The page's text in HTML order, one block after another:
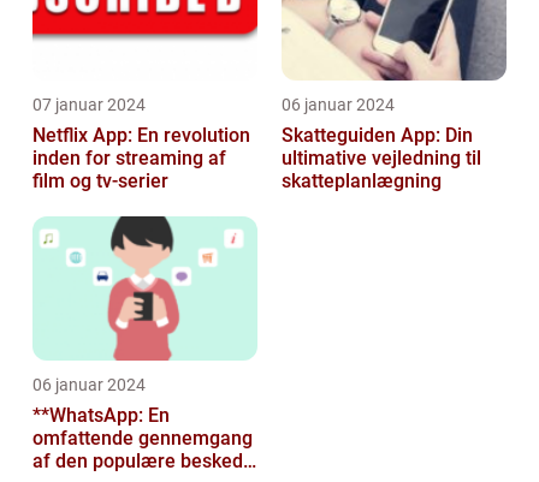
07 januar 2024
Netflix App: En revolution
inden for streaming af
film og tv-serier
06 januar 2024
Skatteguiden App: Din
ultimative vejledning til
skatteplanlægning
06 januar 2024
**WhatsApp: En
omfattende gennemgang
af den populære besked-